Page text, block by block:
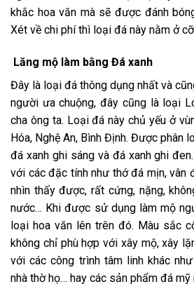
khắc hoa văn mà sẽ được đánh
Xét về chi phí thì loại đá này nằm ở
Lăng mộ làm bằng Đá xanh
Đây là loại đá thông dụng nhất và
người ưa chuộng, đây cũng là loại
cha ông ta. Loại đá này chủ yếu ở
Hóa, Nghệ An, Bình Định. Được phân
đá xanh ghi sáng và đá xanh ghi
với các đặc tính như thớ đá mịn, vân
nhìn thấy được, rất cứng, nặng,
nước… Khi được sử dụng làm mộ
loại hoa văn lên trên đó. Màu sắc
không chỉ phù hợp với xây mộ, xây
với các công trình tâm linh khác
nhà thờ họ… hay các sản phẩm đá mỹ